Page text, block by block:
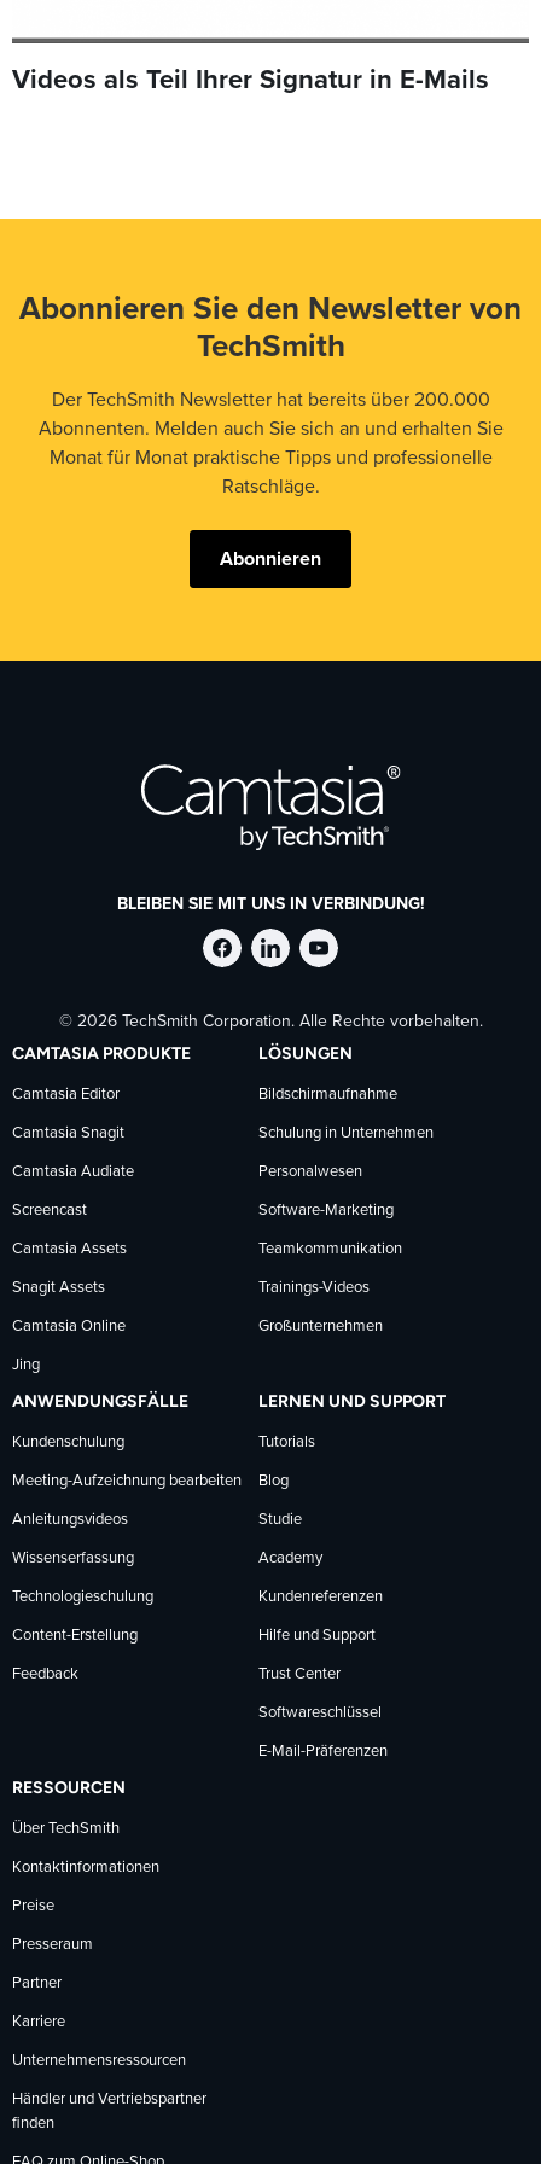
Videos als Teil Ihrer Signatur in E-Mails
Abonnieren Sie den Newsletter von
TechSmith
Der TechSmith Newsletter hat bereits über 200.000
Abonnenten. Melden auch Sie sich an und erhalten Sie
Monat für Monat praktische Tipps und professionelle
Ratschläge.
Abonnieren
BLEIBEN SIE MIT UNS IN VERBINDUNG!
TechSmith
auf
Facebook
folgen
TechSmith
auf
LinkedIn
folgen
TechSmith
auf
YouTube
folgen
© 2026 TechSmith Corporation. Alle Rechte vorbehalten.
CAMTASIA PRODUKTE
Camtasia Editor
Camtasia Snagit
Camtasia Audiate
Screencast
Camtasia Assets
Snagit Assets
Camtasia Online
Jing
LÖSUNGEN
Bildschirmaufnahme
Schulung in Unternehmen
Personalwesen
Software-Marketing
Teamkommunikation
Trainings-Videos
Großunternehmen
ANWENDUNGSFÄLLE
Kundenschulung
Meeting-Aufzeichnung bearbeiten
Anleitungsvideos
Wissenserfassung
Technologieschulung
Content-Erstellung
Feedback
LERNEN UND SUPPORT
Tutorials
Blog
Studie
Academy
Kundenreferenzen
Hilfe und Support
Trust Center
Softwareschlüssel
E-Mail-Präferenzen
RESSOURCEN
Über TechSmith
Kontaktinformationen
Preise
Presseraum
Partner
Karriere
Unternehmensressourcen
Händler und Vertriebspartner
finden